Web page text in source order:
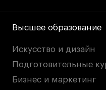
Высшее образование
Искусство и дизайн
Подготовительные
Бизнес и маркетинг